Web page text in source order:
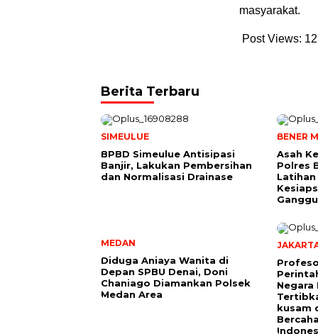
masyarakat.
Post Views: 12
Berita Terbaru
SIMEULUE
BPBD Simeulue Antisipasi
Banjir, Lakukan Pembersihan
dan Normalisasi Drainase
BENER
Asah
Polres
MEDAN
Diduga Aniaya Wanita di
Depan SPBU Denai, Doni
Chaniago Diamankan Polsek
Medan Area
Negara
kusam